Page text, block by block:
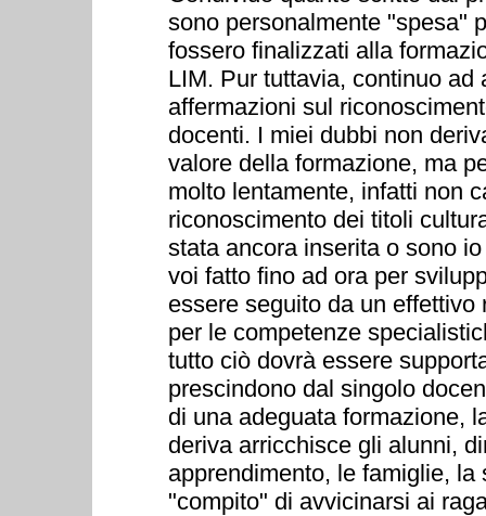
sono personalmente "spesa"
fossero finalizzati alla
LIM. Pur tuttavia, continuo
affermazioni sul
docenti. I miei dubbi non
valore della formazione, ma
molto lentamente, infatti non
riconoscimento dei titoli
stata ancora inserita o sono
voi fatto fino ad ora per
essere seguito da un
per le competenze
tutto ciò dovrà essere
prescindono dal singolo
di una adeguata formazione,
deriva arricchisce gli alunni,
apprendimento, le famiglie,
"compito" di avvicinarsi ai